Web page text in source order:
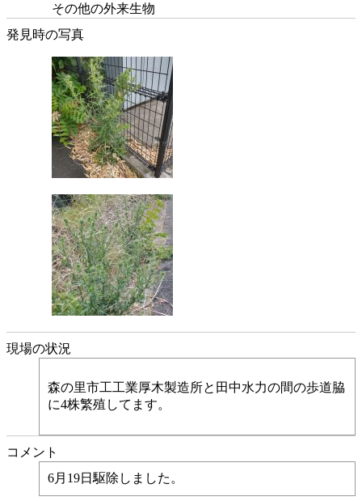
その他の外来生物
発見時の写真
現場の状況
森の里市工工業厚木製造所と田中水力の間の歩道脇
に4株繁殖してます。
コメント
6月19日駆除しました。